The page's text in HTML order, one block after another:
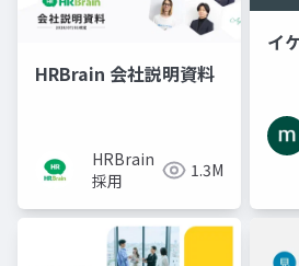
HRBrain 会社説明資料
HRBrain
採用
1.3M
イ